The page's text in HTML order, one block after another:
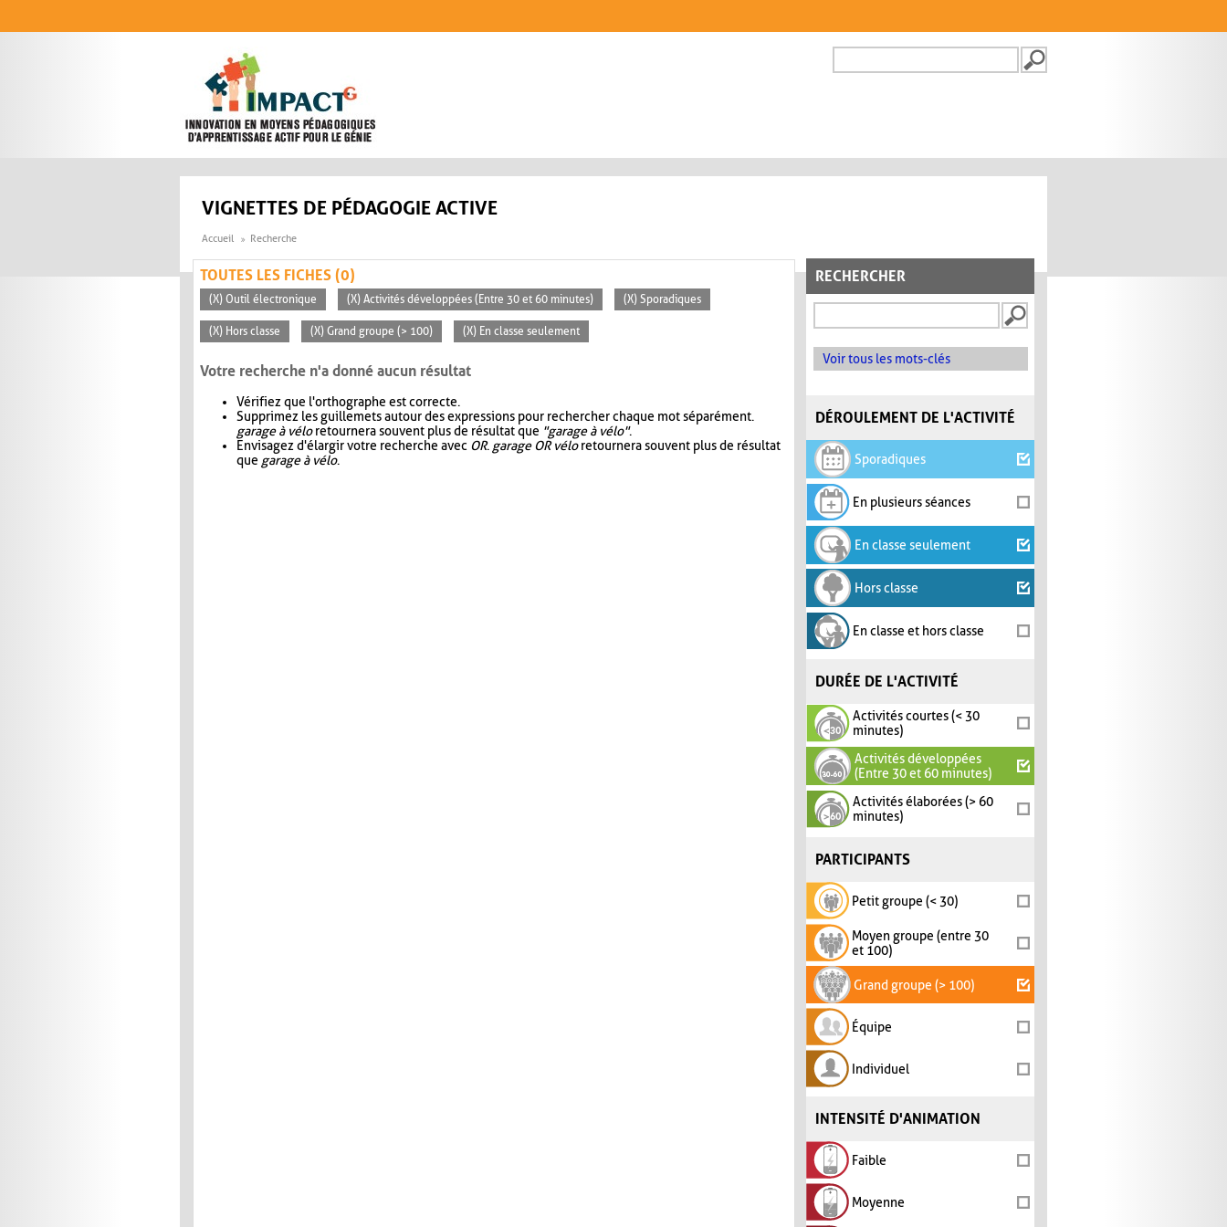
FORMULAIRE DE
VIGNETTES DE PÉDAGOGIE ACTIVE
Accueil Recherche
RECHERCHER
Voir tous les mots-clés
DÉROULEMENT DE L'ACTIVITÉ
Sporadiques
En plusieurs séances
En classe seulement
Hors classe
En classe et hors classe
DURÉE DE L'ACTIVITÉ
Activités courtes (< 30
minutes)
Activités développées
(Entre 30 et 60 minutes)
Activités élaborées (> 60
minutes)
PARTICIPANTS
Petit groupe (< 30)
Moyen groupe (entre 30
et 100)
Grand groupe (> 100)
Équipe
Individuel
INTENSITÉ D'ANIMATION
Faible
Moyenne
TOUTES LES FICHES (0)
(X) Outil électronique (X) Activités développées (Entre 30 et 60 minutes) (X) Sporadiques
(X) Hors classe (X) Grand groupe (> 100) (X) En classe seulement
Votre recherche n'a donné aucun résultat
Vérifiez que l'orthographe est correcte.
Supprimez les guillemets autour des expressions pour rechercher chaque mot séparément.
garage à véloretournera souvent plus de résultat que "garage à vélo".
Envisagez d'élargir votre recherche avec OR. garage OR véloretournera souvent plus de résultat
que garage à vélo.